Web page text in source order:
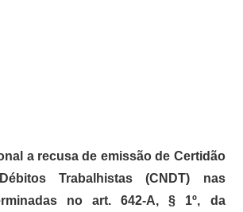
a recusa de emissão de Certidão
Trabalhistas (CNDT) nas
no art. 642-A, § 1º, da